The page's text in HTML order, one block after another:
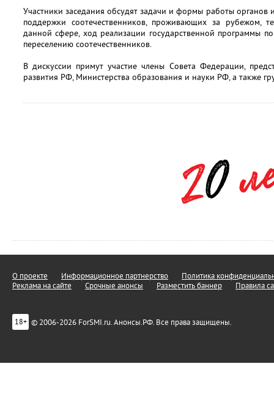
Участники заседания обсудят задачи и формы работы органов
поддержки соотечественников, проживающих за рубежом,
данной сфере, ход реализации государственной программы
переселению соотечественников.
В дискуссии примут участие члены Совета Федерации,
развития РФ, Министерства образования и науки РФ, а также
О проекте Информационное партнерство
Политика
Реклама на сайте
Срочные анонсы Разместить баннер Правила
18+ © 2006-2026 ForSMI.ru. Анонсы.РФ. Все права защищены.